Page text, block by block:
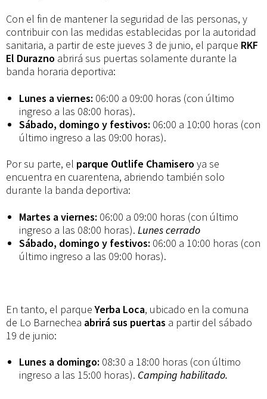
Con el fin de mantener la seguridad de las personas, y
contribuir con las medidas establecidas por la autoridad
sanitaria, a partir de este jueves 3 de junio, el parque RKF
El Durazno abrirá sus puertas solamente durante la
banda horaria deportiva:
Lunes a viernes: 06:00 a 09:00 horas (con último
ingreso a las 08:00 horas).
Sábado, domingo y festivos: 06:00 a 10:00 horas (con
último ingreso a las 09:00 horas).
Por su parte, el parque Outlife Chamiseroya se
encuentra en cuarentena, abriendo también solo
durante la banda deportiva:
Martes a viernes: 06:00 a 09:00 horas (con último
ingreso a las 08:00 horas). Lunes cerrado
Sábado, domingo y festivos: 06:00 a 10:00 horas (con
último ingreso a las 09:00 horas).
En tanto, el parqueYerba Loca, ubicado en la comuna
de Lo Barnechea abrirá sus puertas a partir del sábado
19 de junio:
Lunes a domingo: 08:30 a 18:00 horas (con último
ingreso a las 15:00 horas). Camping habilitado.